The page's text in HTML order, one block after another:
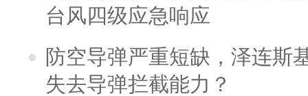
台风四级应急响应
防空导弹严重短缺，泽连斯
失去导弹拦截能力？